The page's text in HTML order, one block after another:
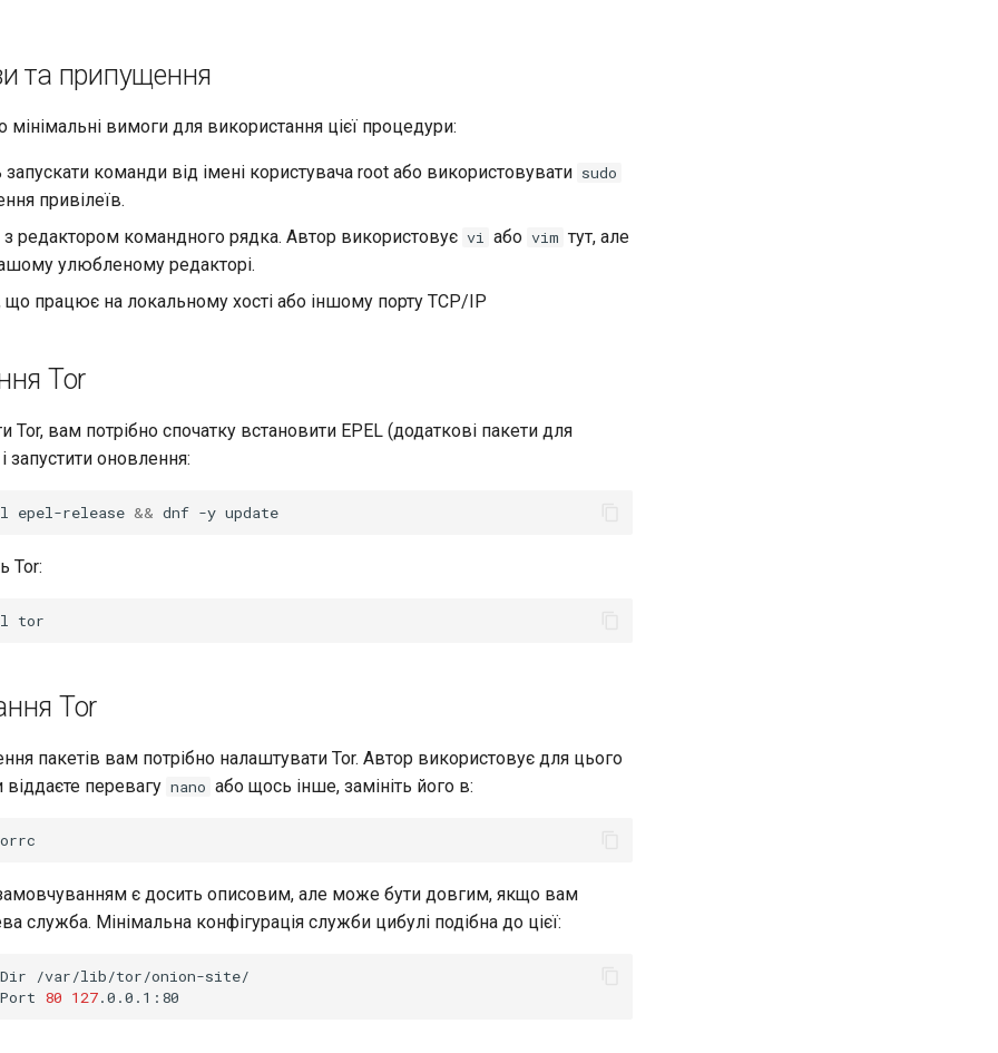
та припущення
вимоги для використання цієї процедури:
команди від імені користувача root або використовувати sudo
привілеїв.
редактором командного рядка. Автор використовує vi або vim тут, але
улюбленому редакторі.
працює на локальному хості або іншому порту TCP/IP
Tor
Tor, вам потрібно спочатку встановити EPEL (додаткові пакети для
запустити оновлення:
epel-release && dnf -y
Tor:
Tor
пакетів вам потрібно налаштувати Tor. Автор використовує для цього
перевагу nano або щось інше, замініть його в:
є досить описовим, але може бути довгим, якщо вам
служба. Мінімальна конфігурація служби цибулі подібна до цієї:
/var/lib/tor/onion-site/
80 127